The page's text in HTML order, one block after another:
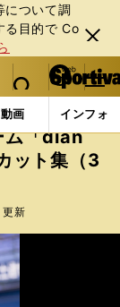
について調
る⽬的で Co
閉じ
る
web Sportiva (webスポルティーバ)
検索
マイペ
ー
ジ
メニュ
動画 インフォ
ォーマンスチー
ム「dian
ット集（3
新